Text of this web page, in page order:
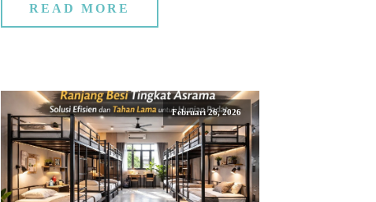
READ MORE
Februari 26, 2026